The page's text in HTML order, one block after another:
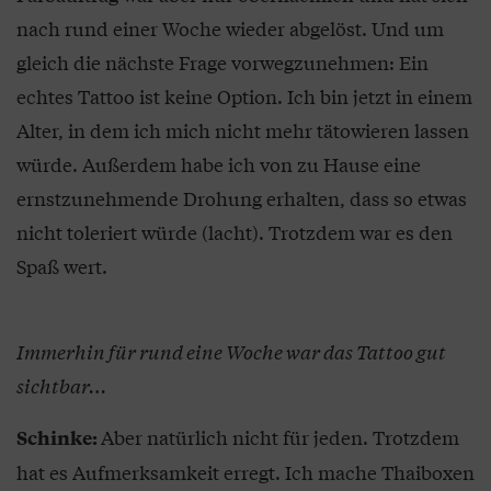
nach rund einer Woche wieder abgelöst. Und um
gleich die nächste Frage vorwegzunehmen: Ein
echtes Tattoo ist keine Option. Ich bin jetzt in einem
Alter, in dem ich mich nicht mehr tätowieren lassen
würde. Außerdem habe ich von zu Hause eine
ernstzunehmende Drohung erhalten, dass so etwas
nicht toleriert würde (lacht). Trotzdem war es den
Spaß wert.
Immerhin für rund eine Woche war das Tattoo gut
sichtbar…
Schinke:Aber natürlich nicht für jeden. Trotzdem
hat es Aufmerksamkeit erregt. Ich mache Thaiboxen